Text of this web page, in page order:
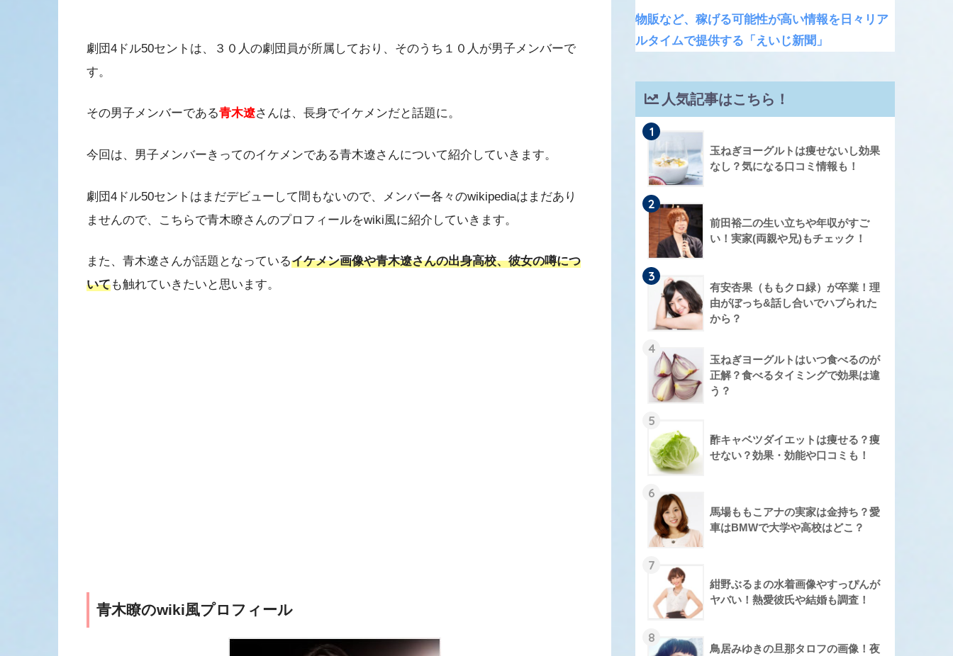
劇団4ドル50セントは、３０人の劇団員が所属しており、そのうち１０人が男子メンバーで
す。
その男子メンバーである青木遼さんは、長身でイケメンだと話題に。
今回は、男子メンバーきってのイケメンである青木遼さんについて紹介していきます。
劇団4ドル50セントはまだデビューして間もないので、メンバー各々のwikipediaはまだあり
ませんので、こちらで青木瞭さんのプロフィールをwiki風に紹介していきます。
また、青木遼さんが話題となっているイケメン画像や青木遼さんの出身高校、彼女の噂につ
いても触れていきたいと思います。
青木瞭のwiki風プロフィール
物販など、稼げる可能性が高い情報を日々リア
ルタイムで提供する「えいじ新聞」
人気記事はこちら！
1
玉ねぎヨーグルトは痩せないし効果
なし？気になる口コミ情報も！
2
前田裕二の生い立ちや年収がすご
い！実家(両親や兄)もチェック！
3
有安杏果（ももクロ緑）が卒業！理
由がぼっち&話し合いでハブられた
から？
4
玉ねぎヨーグルトはいつ食べるのが
正解？食べるタイミングで効果は違
う？
5
酢キャベツダイエットは痩せる？痩
せない？効果・効能や口コミも！
6
馬場ももこアナの実家は金持ち？愛
車はBMWで大学や高校はどこ？
7
紺野ぶるまの水着画像やすっぴんが
ヤバい！熱愛彼氏や結婚も調査！
8
鳥居みゆきの旦那タロフの画像！夜